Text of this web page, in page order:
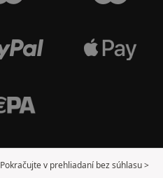
Pokračujte v prehliadaní bez súhlasu >